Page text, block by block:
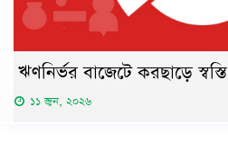
ঋণনির্ভর বাজেটে করছাড়ে স্বস্তি
১১ জুন, ২০২৬